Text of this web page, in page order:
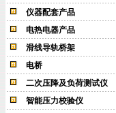
仪器配套产品
电热电器产品
滑线导轨桥架
电桥
二次压降及负荷测试仪
智能压力校验仪